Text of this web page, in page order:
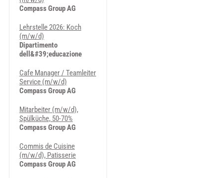
Compass Group AG
Lehrstelle 2026: Koch
(m/w/d)
Dipartimento
dell&#39;educazione
Cafe Manager / Teamleiter
Service (m/w/d)
Compass Group AG
Mitarbeiter (m/w/d),
Spülküche, 50-70%
Compass Group AG
Commis de Cuisine
(m/w/d), Patisserie
Compass Group AG